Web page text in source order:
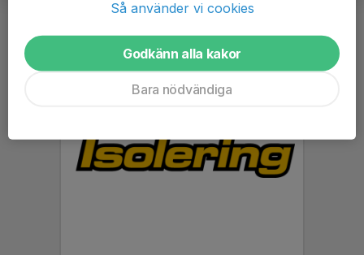
Så använder vi cookies
Godkänn alla kakor
Bara nödvändiga